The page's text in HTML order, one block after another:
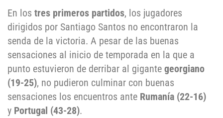
En los tres primeros partidos, los jugadores
dirigidos por Santiago Santos no encontraron la
senda de la victoria. A pesar de las buenas
sensaciones al inicio de temporada en la que a
punto estuvieron de derribar al gigante georgiano
(19-25), no pudieron culminar con buenas
sensaciones los encuentros ante Rumanía (22-16)
y Portugal (43-28).